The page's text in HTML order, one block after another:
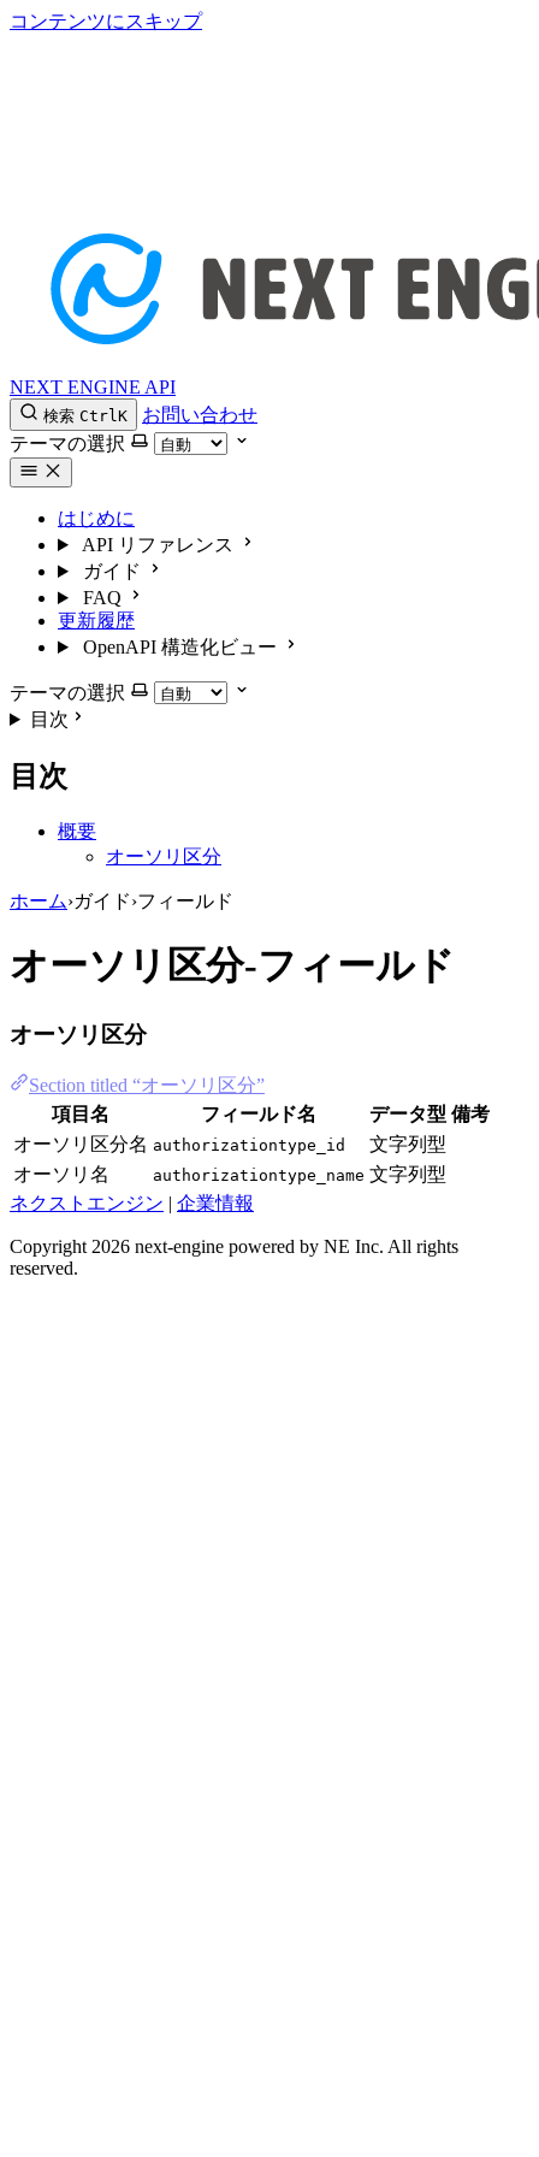
コンテンツにスキップ
NEXT ENGINE API
検索 CtrlK
お問い合わせ
テーマの選択
はじめに
API リファレンス
ガイド
FAQ
更新履歴
OpenAPI 構造化ビュー
テーマの選択
目次
目次
概要
オーソリ区分
ホーム›ガイド›フィールド
オーソリ区分-フィールド
オーソリ区分
Section titled “オーソリ区分”
項目名
フィールド名 データ型 備考
オーソリ区分名 authorizationtype_id
文字列型
オーソリ名
authorizationtype_name 文字列型
ネクストエンジン | 企業情報
Copyright 2026 next-engine powered by NE Inc. All rights
reserved.